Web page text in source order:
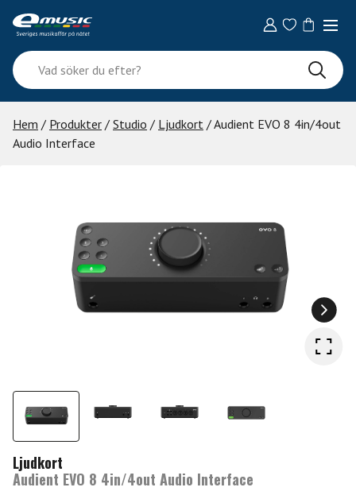
content
Vad
söker
du
efter?
Hem / Produkter / Studio / Ljudkort / Audient EVO 8 4in/4out
Audio Interface
Ljudkort
Audient EVO 8 4in/4out Audio Interface